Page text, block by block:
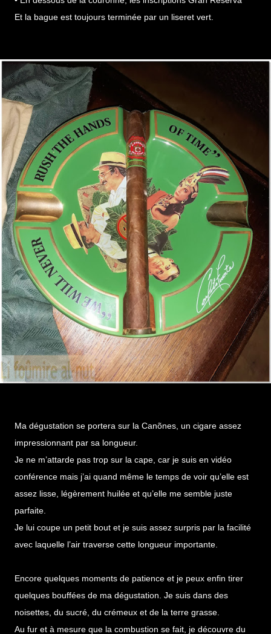
Et la bague est toujours terminée par un liseret vert.
Ma dégustation se portera sur la Canõnes, un cigare assez
impressionnant par sa longueur.
Je ne m’attarde pas trop sur la cape, car je suis en vidéo
conférence mais j’ai quand même le temps de voir qu’elle est
assez lisse, légèrement huilée et qu’elle me semble juste
parfaite.
Je lui coupe un petit bout et je suis assez surpris par la facilité
avec laquelle l’air traverse cette longueur importante.
Encore quelques moments de patience et je peux enfin tirer
quelques bouffées de ma dégustation. Je suis dans des
noisettes, du sucré, du crémeux et de la terre grasse.
Au fur et à mesure que la combustion se fait, je découvre du